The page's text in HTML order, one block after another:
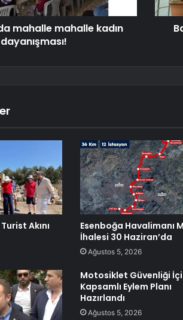
mahalle mahalle kadın
dayanışması!
Akını
Esenboğa Havalimanı
İhalesi 30 Haziran’da
Ağustos 5, 2026
Motosiklet Güvenliği
Kapsamlı Eylem Planı
Hazırlandı
Ağustos 5, 2026